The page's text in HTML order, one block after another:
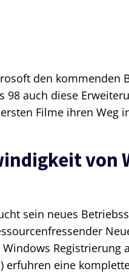
den kommenden
98 auch diese
Filme ihren Weg
von
sein neues
Registrierung
erfuhren eine